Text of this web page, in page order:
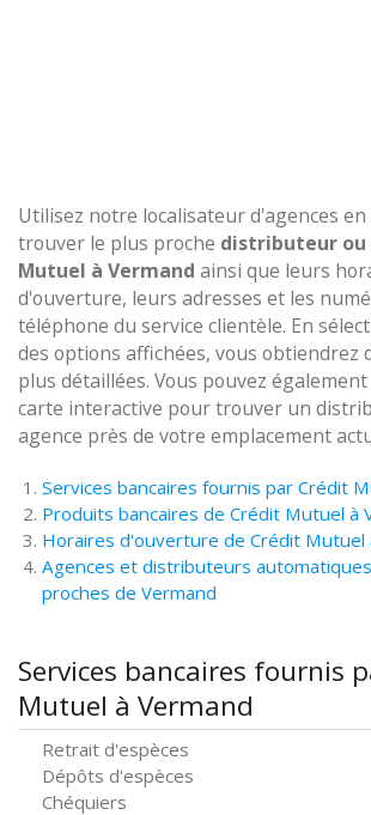
Utilisez notre localisateur d'agences
trouver le plus proche distributeur ou
Mutuel à Vermand ainsi que leurs
d'ouverture, leurs adresses et les
téléphone du service clientèle. En
des options affichées, vous obtiendrez
plus détaillées. Vous pouvez
carte interactive pour trouver un
agence près de votre emplacement
Services bancaires fournis par Crédit
Produits bancaires de Crédit Mutuel à
Horaires d'ouverture de Crédit Mutuel
Agences et distributeurs
proches de Vermand
Services bancaires fournis
Mutuel à Vermand
Retrait d'espèces
Dépôts d'espèces
Chéquiers